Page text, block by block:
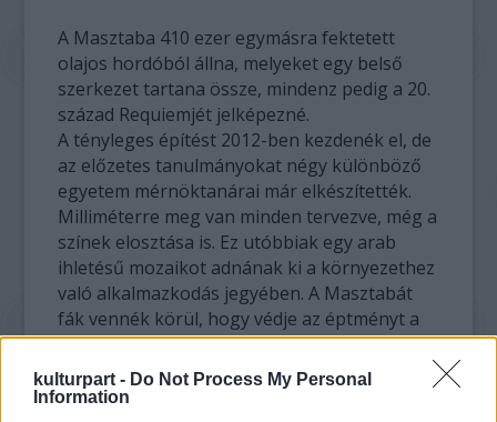
kulturpart - Do Not Process My Personal
Information
A Masztaba 410 ezer egymásra fektetett
olajos hordóból állna, melyeket egy belső
szerkezet tartana össze, mindenz pedig a 20.
század Requiemjét jelképezné.
A tényleges építést 2012-ben kezdenék el, de
az előzetes tanulmányokat négy különböző
egyetem mérnöktanárai már elkészítették.
Milliméterre meg van minden tervezve, még a
színek elosztása is. Ez utóbbiak egy arab
ihletésű mozaikot adnának ki a környezethez
való alkalmazkodás jegyében. A Masztabát
fák vennék körül, hogy védje az éptményt a
homokviharoktól.